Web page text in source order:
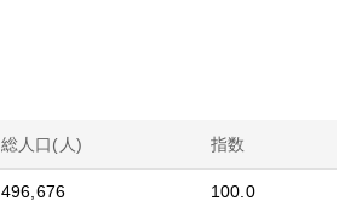
総人口(人) 指数
496,676 100.0